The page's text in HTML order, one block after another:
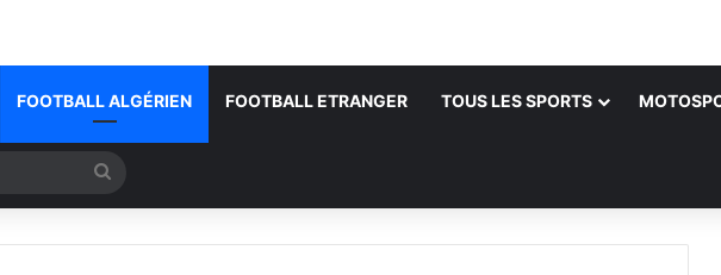
FOOTBALL ALGÉRIEN FOOTBALL ETRANGER TOUS LES SPORTS